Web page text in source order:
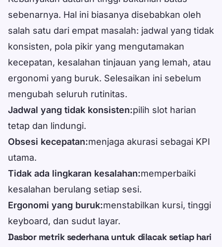
sebenarnya. Hal ini biasanya disebabkan oleh
salah satu dari empat masalah: jadwal yang tidak
konsisten, pola pikir yang mengutamakan
kecepatan, kesalahan tinjauan yang lemah, atau
ergonomi yang buruk. Selesaikan ini sebelum
mengubah seluruh rutinitas.
Jadwal yang tidak konsisten:pilih slot harian
tetap dan lindungi.
Obsesi kecepatan:menjaga akurasi sebagai KPI
utama.
Tidak ada lingkaran kesalahan:memperbaiki
kesalahan berulang setiap sesi.
Ergonomi yang buruk:menstabilkan kursi, tinggi
keyboard, dan sudut layar.
Dasbor metrik sederhana untuk dilacak setiap hari